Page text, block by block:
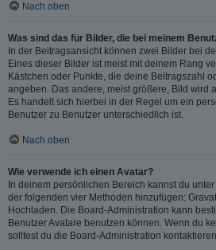
Nach oben
Was sind das für Bilder, die bei meinem
In der Beitragsansicht können zwei Bilder bei
Eines dieser Bilder ist meist mit deinem Rang
Kästchen oder Punkte, die deine Beitragszahl
angeben. Das andere, meist größere, Bild wird
Es handelt sich hierbei in der Regel um ein
Benutzer zu Benutzer unterschiedlich ist.
Nach oben
Wie verwende ich einen Avatar?
In deinem persönlichen Bereich kannst du
der folgenden vier Methoden hinzufügen:
Hochladen. Die Board-Administration kann
Benutzer Avatare benutzen können. Wenn du
solltest du die Board-Administration